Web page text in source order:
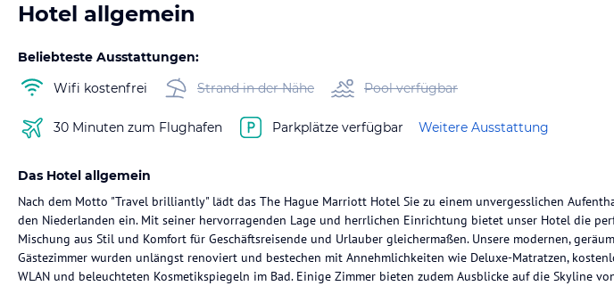
Hotel allgemein
Beliebteste Ausstattungen:
Wifi kostenfrei
Strand in der Nähe Pool verfügbar
30 Minuten zum Flughafen Parkplätze verfügbar Weitere Ausstattung
Das Hotel allgemein
Nach dem Motto "Travel brilliantly" lädt das The Hague Marriott Hotel Sie zu einem unvergesslichen
den Niederlanden ein. Mit seiner hervorragenden Lage und herrlichen Einrichtung bietet unser Hotel die
Mischung aus Stil und Komfort für Geschäftsreisende und Urlauber gleichermaßen. Unsere modernen,
Gästezimmer wurden unlängst renoviert und bestechen mit Annehmlichkeiten wie Deluxe-Matratzen,
WLAN und beleuchteten Kosmetikspiegeln im Bad. Einige Zimmer bieten zudem Ausblicke auf die Skyline